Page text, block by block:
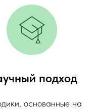
подход
основанные на